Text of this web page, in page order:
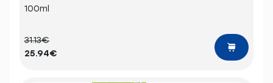
100ml
31.13€
25.94€